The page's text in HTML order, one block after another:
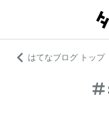
はてなブログ トップ